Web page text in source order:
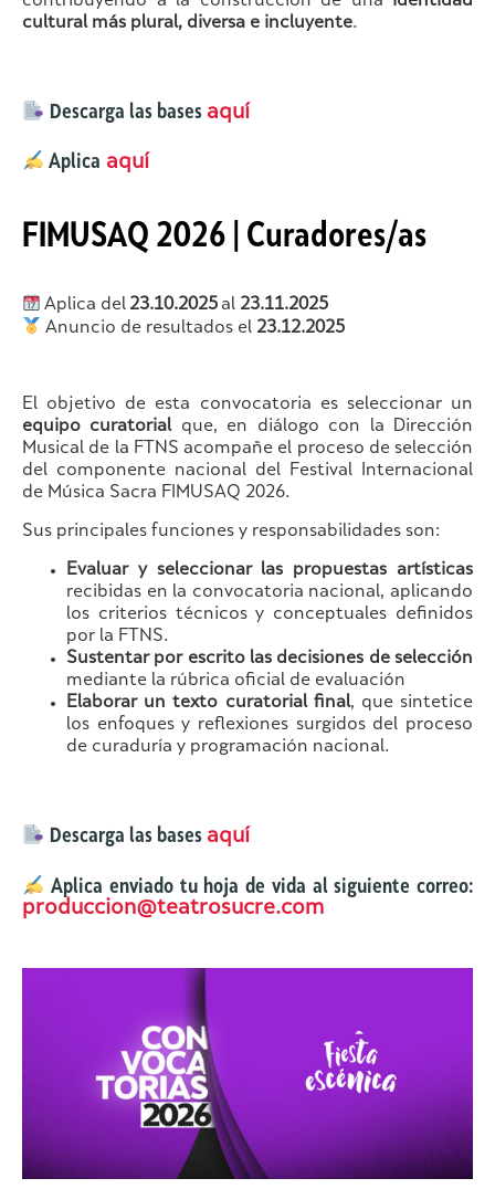
cultural más plural, diversa e incluyente.
Descarga las bases aquí
Aplica aquí
FIMUSAQ 2026 | Curadores/as
Aplica del 23.10.2025 al 23.11.2025
Anuncio de resultados el 23.12.2025
El objetivo de esta convocatoria es seleccionar un
equipo curatorialque, en diálogo con la Dirección
Musical de la FTNS acompañe el proceso de selección
del componente nacional del Festival Internacional
de Música Sacra FIMUSAQ 2026.
Sus principales funciones y responsabilidades son:
Evaluar y seleccionar las propuestas artísticas
recibidas en la convocatoria nacional, aplicando
los criterios técnicos y conceptuales definidos
por la FTNS.
Sustentar por escrito las decisiones de selección
mediante la rúbrica oficial de evaluación
Elaborar un texto curatorial final, que sintetice
los enfoques y reflexiones surgidos del proceso
de curaduría y programación nacional.
Descarga las bases aquí
Aplica enviado tu hoja de vida al siguiente correo:
produccion@teatrosucre.com